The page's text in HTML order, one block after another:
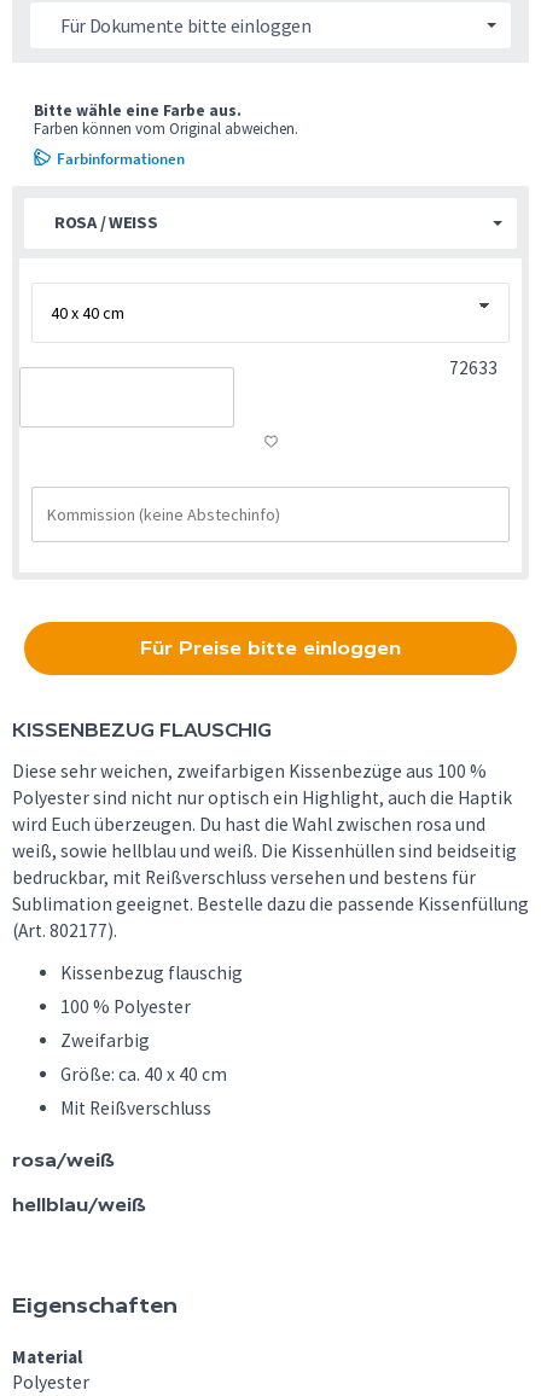
Für Dokumente bitte einloggen
ROSA / WEISS
Bitte wähle eine Farbe aus.
Farben können vom Original abweichen.
Farbinformationen
72633
Für Preise bitte einloggen
KISSENBEZUG FLAUSCHIG
Diese sehr weichen, zweifarbigen Kissenbezüge aus 100 %
Polyester sind nicht nur optisch ein Highlight, auch die Haptik
wird Euch überzeugen. Du hast die Wahl zwischen rosa und
weiß, sowie hellblau und weiß. Die Kissenhüllen sind beidseitig
bedruckbar, mit Reißverschluss versehen und bestens für
Sublimation geeignet. Bestelle dazu die passende Kissenfüllung
(Art. 802177).
Kissenbezug flauschig
100 % Polyester
Zweifarbig
Größe: ca. 40 x 40 cm
Mit Reißverschluss
rosa/weiß
hellblau/weiß
Eigenschaften
Material
Polyester